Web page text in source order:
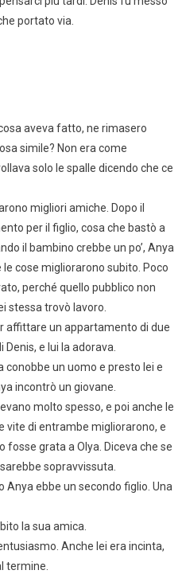
portato via.
aveva fatto, ne rimasero
simile? Non era come
solo le spalle dicendo che ce
migliori amiche. Dopo il
per il figlio, cosa che bastò a
il bambino crebbe un po’, Anya
cose migliorarono subito. Poco
perché quello pubblico non
stessa trovò lavoro.
affittare un appartamento di due
e lui la adorava.
conobbe un uomo e presto lei e
incontrò un giovane.
molto spesso, e poi anche le
vite di entrambe migliorarono, e
fosse grata a Olya. Diceva che se
sopravvissuta.
Anya ebbe un secondo figlio. Una
la sua amica.
Anche lei era incinta,
termine.